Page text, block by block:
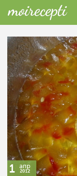
1 апр
2012